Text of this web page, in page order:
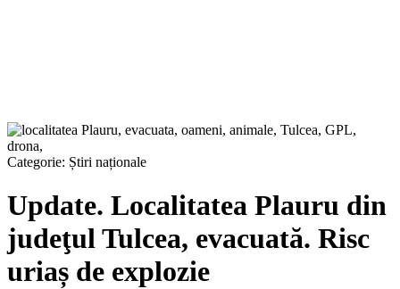
Categorie: Știri naționale
Update. Localitatea Plauru din
judeţul Tulcea, evacuată. Risc
uriaș de explozie